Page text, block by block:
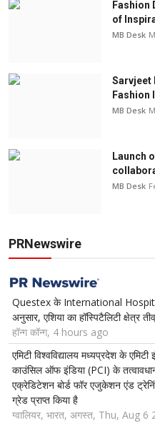
Fashion
of
MB Desk
Sarvjeet
Fashion
MB Desk
Launch
MB Desk
PRNewswire
Questex के International
अनुसार, एशिया का हॉस्पिटैलिटी क्षेत्र
हॉन्ग कॉन्ग, 4 hours ago
एमिटी विश्वविद्यालय मध्यप्रदेश के
काउंसिल ऑफ इंडिया (PCI) के
एक्रेडिटेशन बोर्ड फॉर एजुकेशन एंड
ग्रेड प्राप्त किया है
ग्वालियर, भारत, अगस्त, Thu, Aug